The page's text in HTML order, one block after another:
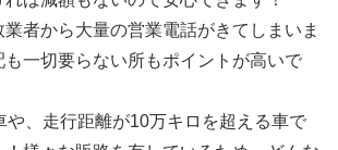
者から大量の営業電話がきてしまいま
一切要らない所もポイントが高いで
や、走行距離が10万キロを超える車で